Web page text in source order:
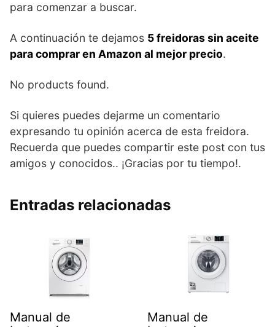
para comenzar a buscar.
A continuación te dejamos 5 freidoras sin aceite
para comprar en Amazon al mejor precio.
No products found.
Si quieres puedes dejarme un comentario
expresando tu opinión acerca de esta freidora.
Recuerda que puedes compartir este post con tus
amigos y conocidos.. ¡Gracias por tu tiempo!.
Entradas relacionadas
Manual de
Manual de